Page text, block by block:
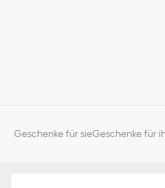
Geschenke für sieGeschenke für